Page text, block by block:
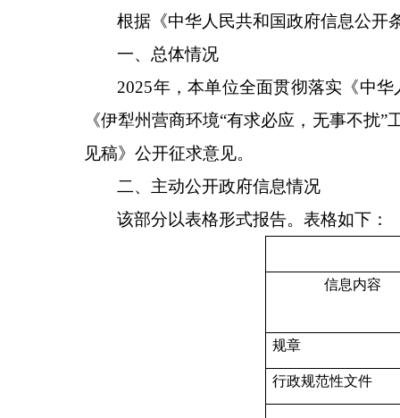
根据《中华人民共和国政府信息公开
一、总体情况
2025年，本单位全面贯彻落实《中华
《伊犁州营商环境“有求必应，无事不扰
见稿》公开征求意见。
二、主动公开政府信息情况
该部分以表格形式报告。表格如下：
信息内容
规章
行政规范性文件